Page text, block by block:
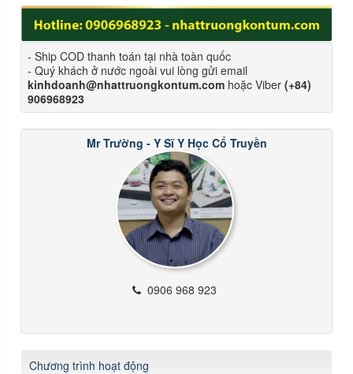
- Ship COD thanh toán tại nhà toàn quốc
- Quý khách ở nước ngoài vui lòng gửi email
kinhdoanh@nhattruongkontum.com hoặc Viber (+84)
906968923
Mr Trường - Y Sĩ Y Học Cổ Truyền
0906 968 923
Chương trình hoạt động